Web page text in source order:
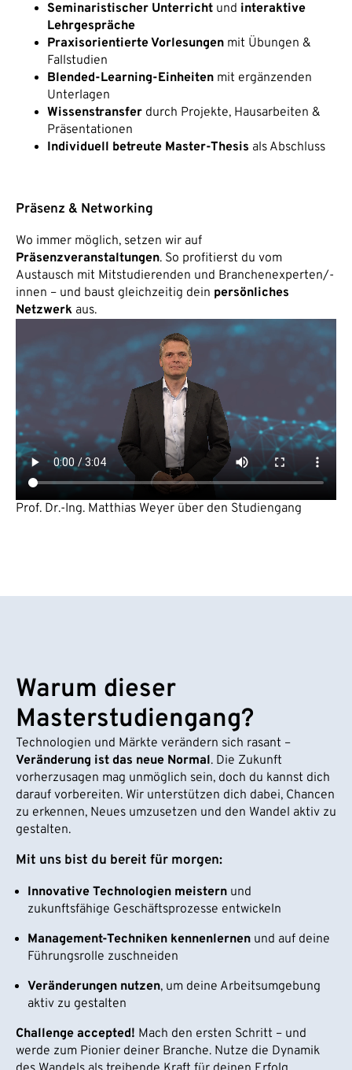
Seminaristischer Unterricht und interaktive
Lehrgespräche
Praxisorientierte Vorlesungen mit Übungen &
Fallstudien
Blended-Learning-Einheiten mit ergänzenden
Unterlagen
Wissenstransfer durch Projekte, Hausarbeiten &
Präsentationen
Individuell betreute Master-Thesis als Abschluss
Präsenz & Networking
Wo immer möglich, setzen wir auf
Präsenzveranstaltungen. So profitierst du vom
Austausch mit Mitstudierenden und Branchenexperten/-
innen – und baust gleichzeitig dein persönliches
Netzwerk aus.
Prof. Dr.-Ing. Matthias Weyer über den Studiengang
Warum dieser
Masterstudiengang?
Technologien und Märkte verändern sich rasant –
Veränderung ist das neue Normal. Die Zukunft
vorherzusagen mag unmöglich sein, doch du kannst dich
darauf vorbereiten. Wir unterstützen dich dabei, Chancen
zu erkennen, Neues umzusetzen und den Wandel aktiv zu
gestalten.
Mit uns bist du bereit für morgen:
Innovative Technologien meistern und
zukunftsfähige Geschäftsprozesse entwickeln
Management-Techniken kennenlernen und auf deine
Führungsrolle zuschneiden
Veränderungen nutzen, um deine Arbeitsumgebung
aktiv zu gestalten
Challenge accepted! Mach den ersten Schritt – und
werde zum Pionier deiner Branche. Nutze die Dynamik